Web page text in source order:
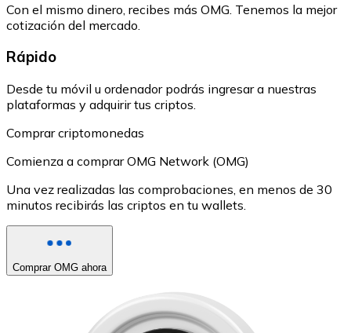
Con el mismo dinero, recibes más OMG. Tenemos la mejor
cotización del mercado.
Rápido
Desde tu móvil u ordenador podrás ingresar a nuestras
plataformas y adquirir tus criptos.
Comprar criptomonedas
Comienza a comprar OMG Network (OMG)
Una vez realizadas las comprobaciones, en menos de 30
minutos recibirás las criptos en tu wallets.
Comprar OMG ahora